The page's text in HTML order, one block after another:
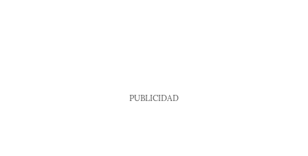
PUBLICIDAD